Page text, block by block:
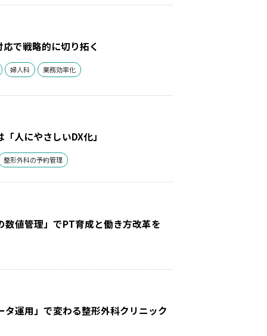
で戦略的に切り拓く
婦人科 業務効率化
人にやさしいDX化」
整形外科の予約管理
値管理」でPT育成と働き方改革を
運用」で変わる整形外科クリニック